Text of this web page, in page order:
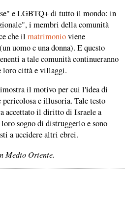
e LGBTQ+ di tutto il mondo: in
i membri della comunità
che il matrimonioviene
uomo e una donna). E questo
a tale comunità continueranno
loro città e villaggi.
il motivo per cui l'idea di
pericolosa e illusoria. Tale testo
accettato il diritto di Israele a
sogno di distruggerlo e sono
a uccidere altri ebrei.
Medio Oriente.